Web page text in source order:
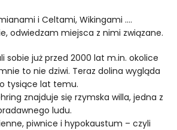
i Celtami, Wikingami ….
odwiedzam miejsca z nimi związane.
sobie już przed 2000 lat m.in. okolice
to nie dziwi. Teraz dolina wygląda
tysiące lat temu.
znajduje się rzymska willa, jedna z
ludu.
piwnice i hypokaustum – czyli